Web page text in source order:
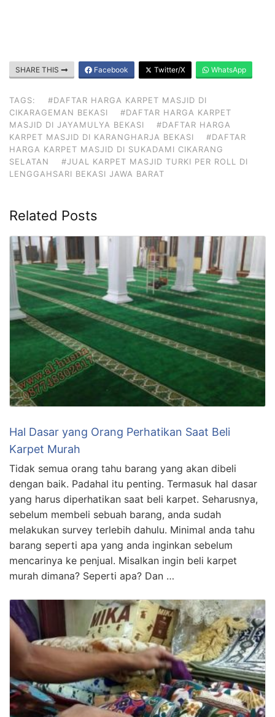
SHARE THIS Facebook Twitter/X WhatsApp
TAGS:
#DAFTAR HARGA KARPET MASJID DI
CIKARAGEMAN BEKASI
#DAFTAR HARGA KARPET
MASJID DI JAYAMULYA BEKASI
#DAFTAR HARGA
KARPET MASJID DI KARANGHARJA BEKASI
#DAFTAR
HARGA KARPET MASJID DI SUKADAMI CIKARANG
SELATAN
#JUAL KARPET MASJID TURKI PER ROLL DI
LENGGAHSARI BEKASI JAWA BARAT
Related Posts
Hal Dasar yang Orang Perhatikan Saat Beli
Karpet Murah
Tidak semua orang tahu barang yang akan dibeli
dengan baik. Padahal itu penting. Termasuk hal dasar
yang harus diperhatikan saat beli karpet. Seharusnya,
sebelum membeli sebuah barang, anda sudah
melakukan survey terlebih dahulu. Minimal anda tahu
barang seperti apa yang anda inginkan sebelum
mencarinya ke penjual. Misalkan ingin beli karpet
murah dimana? Seperti apa? Dan …